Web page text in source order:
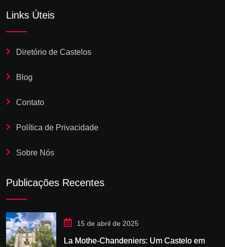
Links Úteis
Diretório de Castelos
Blog
Contato
Política de Privacidade
Sobre Nós
Publicações Recentes
15 de abril de 2025
La Mothe-Chandeniers: Um Castelo em